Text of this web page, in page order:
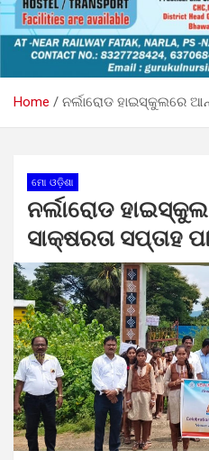
Home ନର୍ଲାରୋଡ ହାଇସ୍କୁଲରେ
ମୋ ଓଡ଼ିଶା
ନର୍ଲାରୋଡ
ସାକ୍ଷରତା ସପ୍ତାହ